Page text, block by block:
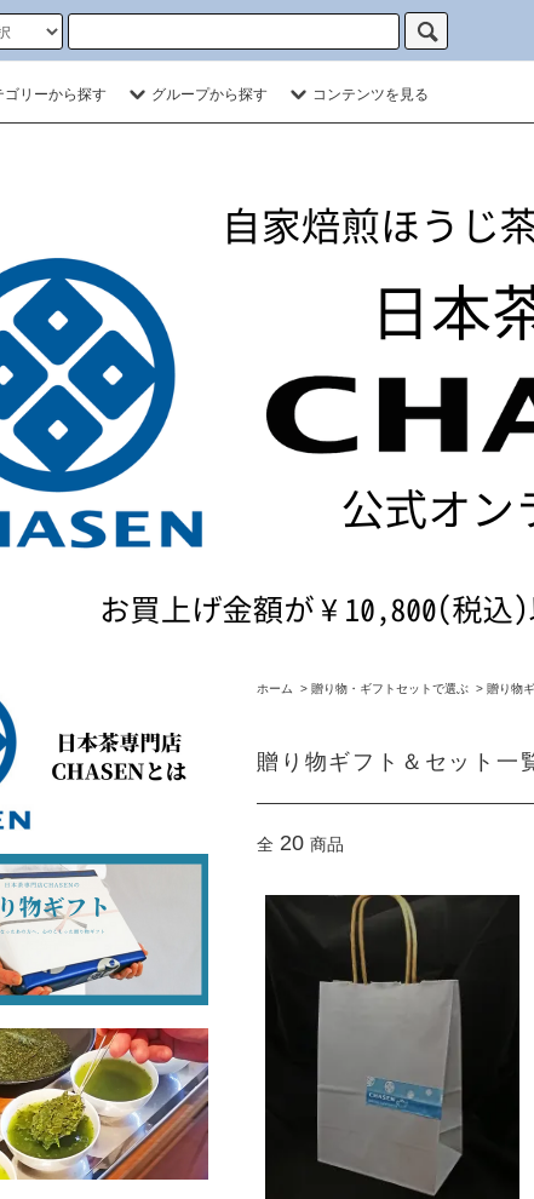
ゴリーから探す グループから探す コンテンツを見る
ホーム > 贈り物・ギフトセットで選ぶ > 贈り物
贈り物ギフト＆セット一
全 20 商品